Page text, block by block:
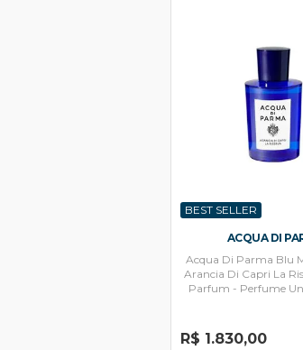
BEST SELLER
ACQUA DI
Acqua Di Parma Blu
Arancia Di Capri La
Parfum -
R$ 1.830,00